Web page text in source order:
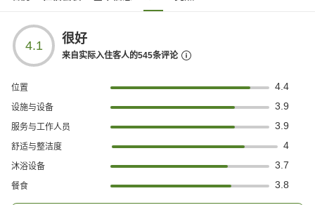
4.1 很好
来自实际入住客人的545条评论
位置 4.4
设施与设备 3.9
服务与工作人员 3.9
舒适与整洁度 4
沐浴设备 3.7
餐食 3.8